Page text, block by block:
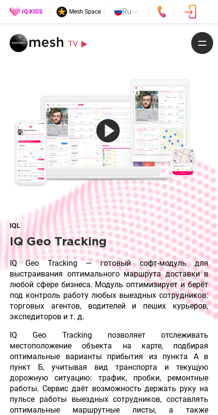
IQ KIDS Mesh Space Ru
TV
IQL
IQ Geo Tracking
IQ Geo Tracking — готовый софт-модуль для
выстраивания оптимального маршрута доставки в
любой сфере бизнеса. Модуль оптимизирует и берёт
под контроль работу любых выездных сотрудников:
торговых агентов, водителей и пеших курьеров,
экспедиторов и т. д.
IQ Geo Tracking позволяет отслеживать
местоположение объекта на карте, подбирая
оптимальные варианты прибытия из пункта А в
пункт Б, учитывая вид транспорта и текущую
дорожную ситуацию: трафик, пробки, ремонтные
работы. Сервис даёт возможность держать руку на
пульсе работы выездных сотрудников, составлять
оптимальные маршрутные листы, а также